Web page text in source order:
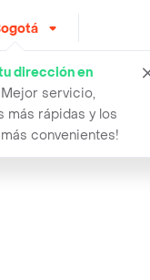
dirección en
Mejor servicio,
más rápidas y los
convenientes!
dosifica la vid